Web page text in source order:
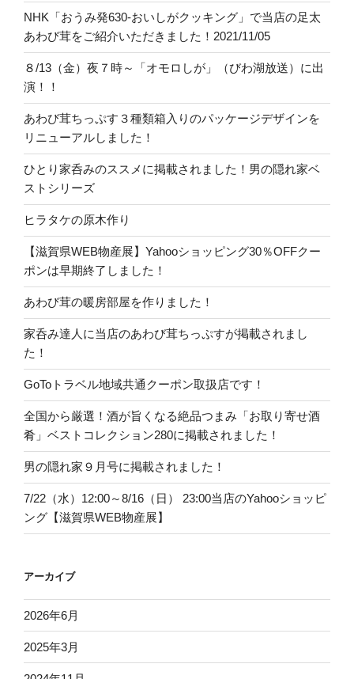
NHK「おうみ発630-おいしがクッキング」で当店の足太
あわび茸をご紹介いただきました！2021/11/05
８/13（金）夜７時～「オモロしが」（びわ湖放送）に出
演！！
あわび茸ちっぷす３種類箱入りのパッケージデザインを
リニューアルしました！
ひとり家呑みのススメに掲載されました！男の隠れ家ベ
ストシリーズ
ヒラタケの原木作り
【滋賀県WEB物産展】Yahooショッピング30％OFFクー
ポンは早期終了しました！
あわび茸の暖房部屋を作りました！
家呑み達人に当店のあわび茸ちっぷすが掲載されまし
た！
GoToトラベル地域共通クーポン取扱店です！
全国から厳選！酒が旨くなる絶品つまみ「お取り寄せ酒
肴」ベストコレクション280に掲載されました！
男の隠れ家９月号に掲載されました！
7/22（水）12:00～8/16（日） 23:00当店のYahooショッピ
ング【滋賀県WEB物産展】
アーカイブ
2026年6月
2025年3月